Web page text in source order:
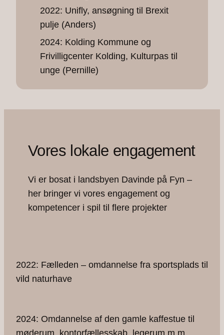
2022: Unifly, ansøgning til Brexit
pulje (Anders)
2024: Kolding Kommune og
Frivilligcenter Kolding, Kulturpas til
unge (Pernille)
Vores lokale engagement
Vi er bosat i landsbyen Davinde på Fyn –
her bringer vi vores engagement og
kompetencer i spil til flere projekter
2022: Fælleden – omdannelse fra sportsplads til
vild naturhave
2024: Omdannelse af den gamle kaffestue til
møderum, kontorfællesskab, legerum m.m.